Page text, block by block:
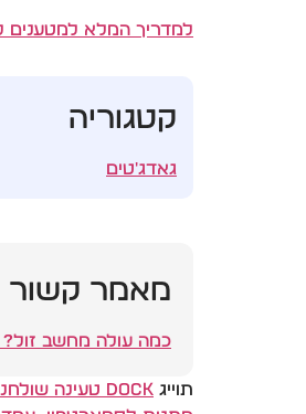
למדריך המלא למטענים
קטגוריה
גאדג'טים
מאמר קשור
כמה עולה מחשב זול?
תוייג Dock טעינה שולחני